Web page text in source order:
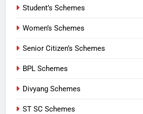
Student’s Schemes
Women’s Schemes
Senior Citizen’s Schemes
BPL Schemes
Divyang Schemes
ST SC Schemes